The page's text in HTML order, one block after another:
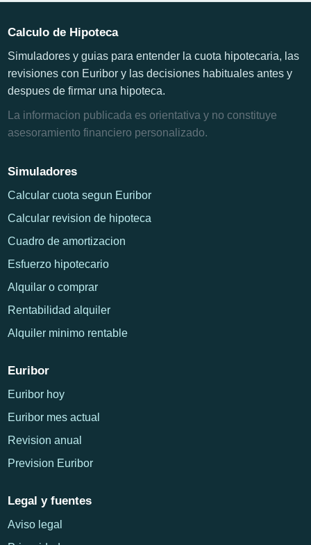
Calculo de Hipoteca
Simuladores y guias para entender la cuota hipotecaria, las
revisiones con Euribor y las decisiones habituales antes y
despues de firmar una hipoteca.
La informacion publicada es orientativa y no constituye
asesoramiento financiero personalizado.
Simuladores
Calcular cuota segun Euribor
Calcular revision de hipoteca
Cuadro de amortizacion
Esfuerzo hipotecario
Alquilar o comprar
Rentabilidad alquiler
Alquiler minimo rentable
Euribor
Euribor hoy
Euribor mes actual
Revision anual
Prevision Euribor
Legal y fuentes
Aviso legal